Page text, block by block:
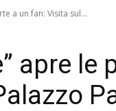
a un fan: Visita sul...
apre le